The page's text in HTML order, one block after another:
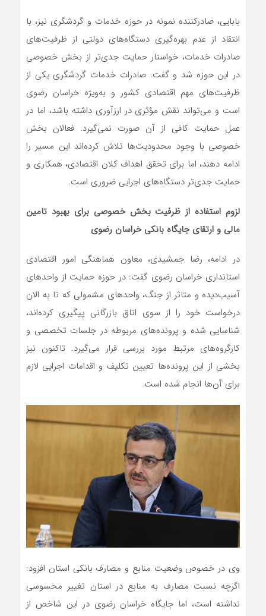
بابایی، صادرکننده نمونه در حوزه خدمات و گردشگری نیز، با
انتقاد از عدم بهره‌گیری دستگاه‌های دولتی از ظرفیت‌های
صادرات خدمات، خواستار حمایت جدی‌تر از بخش خصوصی
در این حوزه شد و گفت: صادرات خدمات گردشگری یکی از
ظرفیت‌های مهم اقتصادی کشور و به‌ویژه خراسان رضوی
است و می‌تواند نقش مؤثری در ارزآوری داشته باشد، اما در
عمل حمایت کافی از آن صورت نمی‌گیرد. فعالان بخش
خصوصی با وجود محدودیت‌ها تلاش کرده‌اند این مسیر را
ادامه دهند، اما برای تحقق اهداف کلان اقتصادی، همکاری و
حمایت جدی‌تر دستگاه‌های اجرایی ضروری است.
لزوم استفاده از ظرفیت بخش خصوصی برای بهبود تامین
مالی و ارتقای جایگاه بانکی خراسان رضوی
در ادامه، رضا جمشیدی، معاون هماهنگی امور اقتصادی
استانداری خراسان رضوی گفت: در حوزه حمایت از واحدهای
آسیب‌دیده و متاثر از جنگ، واحدهای مشمولی که تا به الان
درخواست خود را از سوی اتاق بازرگانی پیگیری کرده‌اند،
شناسایی شده‌ و پرونده‌های مربوطه در جلسات تخصصی و
کارگروه‌های مرتبط مورد بررسی قرار می‌گیرد. تاکنون نیز
بخشی از این پرونده‌ها تعیین تکلیف و اقدامات اجرایی لازم
برای آن‌ها انجام شده است.
وی در خصوص وضعیت منابع و مصارف بانکی استان افزود:
اگرچه نسبت مصارف به منابع در استان تغییر محسوسی
نداشته است، اما جایگاه خراسان رضوی در این شاخص از